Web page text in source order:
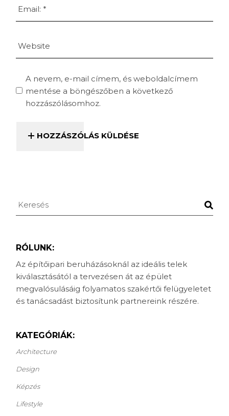
A nevem, e-mail címem, és weboldalcímem
mentése a böngészőben a következő
hozzászólásomhoz.
HOZZÁSZÓLÁS KÜLDÉSE
Keresés
RÓLUNK:
Az építőipari beruházásoknál az ideális telek
kiválasztásától a tervezésen át az épület
megvalósulásáig folyamatos szakértői felügyeletet
és tanácsadást biztosítunk partnereink részére.
KATEGÓRIÁK:
Architecture
Design
Képzés
Lifestyle